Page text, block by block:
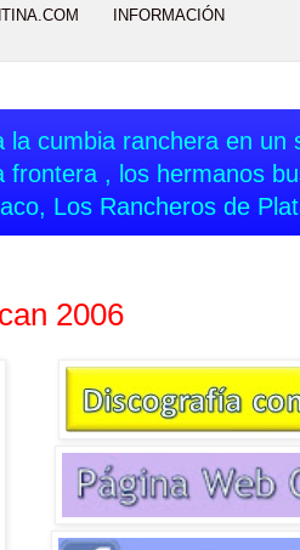
INFORMACIÓN
la cumbia ranchera en
frontera , los hermanos
Los Rancheros de
2006